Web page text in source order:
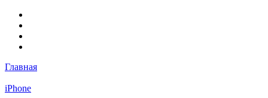
Главная
iPhone